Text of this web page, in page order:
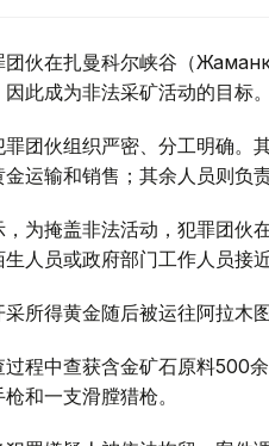
伙在扎曼科尔峡谷（
此成为非法采矿活动的目标。
团伙组织严密、分工明确。
运输和销售；其余人员则负
为掩盖非法活动，犯罪团伙
人员或政府部门工作人员接
所得黄金随后被运往阿拉木
程中查获含金矿石原料500
和一支滑膛猎枪。